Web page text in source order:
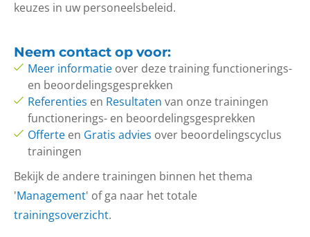
keuzes in uw personeelsbeleid.
Neem contact op voor:
Meer informatie over deze training functionerings-
en beoordelingsgesprekken
Referenties en Resultaten van onze trainingen
functionerings- en beoordelingsgesprekken
Offerte en Gratis advies over beoordelingscyclus
trainingen
Bekijk de andere trainingen binnen het thema
'Management' of ga naar het totale
trainingsoverzicht.